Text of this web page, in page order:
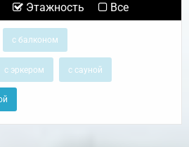
Этажность Все
с балконом
с эркером с сауной